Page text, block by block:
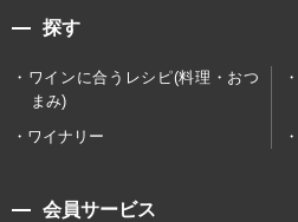
探す
ワインに合うレシピ(料理・おつ
まみ)
ワイナリー
会員サービス